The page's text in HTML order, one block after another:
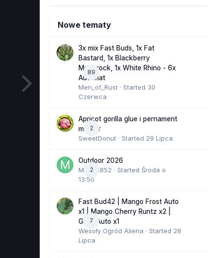
Nowe tematy
89
3x mix Fast Buds, 1x Fat
Bastard, 1x Blackberry
Moonrock, 1x White Rhino - 6x
Automat
Men_of_Rust · Started 30
Czerwca
2
Apricot gorilla glue i pernament
marker
SweetDonut · Started 29 Lipca
2
Outdoor 2026
Marcel852 · Started Środa o
13:50
7
Fast Bud42 | Mango Frost Auto
x1 | Mango Cherry Runtz x2 |
GMO Auto x1
Wesoły Ogród Aliena · Started 28
Lipca